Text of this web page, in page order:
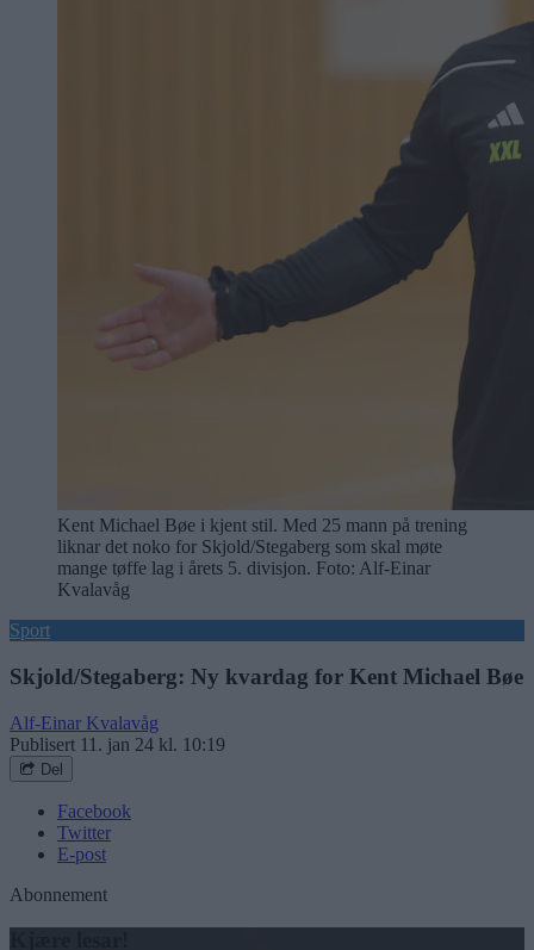
Kent Michael Bøe i kjent stil. Med 25 mann på trening
liknar det noko for Skjold/Stegaberg som skal møte
mange tøffe lag i årets 5. divisjon. Foto: Alf-Einar
Kvalavåg
Sport
Skjold/Stegaberg: Ny kvardag for Kent Michael Bøe
Alf-Einar Kvalavåg
Publisert 11. jan 24 kl. 10:19
Del
Facebook
Twitter
E-post
Abonnement